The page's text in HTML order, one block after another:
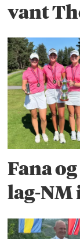
vant
Fana
lag-NM